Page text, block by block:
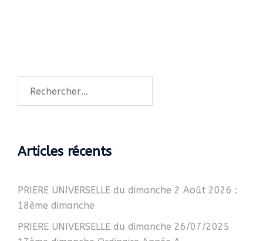
Articles récents
PRIERE UNIVERSELLE du dimanche 2 Août 2026 :
18ème dimanche
PRIERE UNIVERSELLE du dimanche 26/07/2025